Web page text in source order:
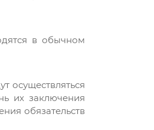
в обычном
осуществляться
их заключения
обязательств